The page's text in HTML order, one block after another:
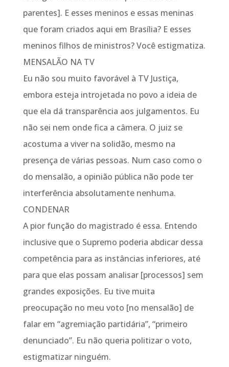
parentes]. E esses meninos e essas meninas
que foram criados aqui em Brasília? E esses
meninos filhos de ministros? Você estigmatiza.
MENSALÃO NA TV
Eu não sou muito favorável à TV Justiça,
embora esteja introjetada no povo a ideia de
que ela dá transparência aos julgamentos. Eu
não sei nem onde fica a câmera. O juiz se
acostuma a viver na solidão, mesmo na
presença de várias pessoas. Num caso como o
do mensalão, a opinião pública não pode ter
interferência absolutamente nenhuma.
CONDENAR
A pior função do magistrado é essa. Entendo
inclusive que o Supremo poderia abdicar dessa
competência para as instâncias inferiores, até
para que elas possam analisar [processos] sem
grandes exposições. Eu tive muita
preocupação no meu voto [no mensalão] de
falar em “agremiação partidária”, “primeiro
denunciado”. Eu não queria politizar o voto,
estigmatizar ninguém.